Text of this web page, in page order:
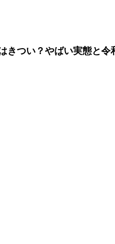
きつい？やばい実態と